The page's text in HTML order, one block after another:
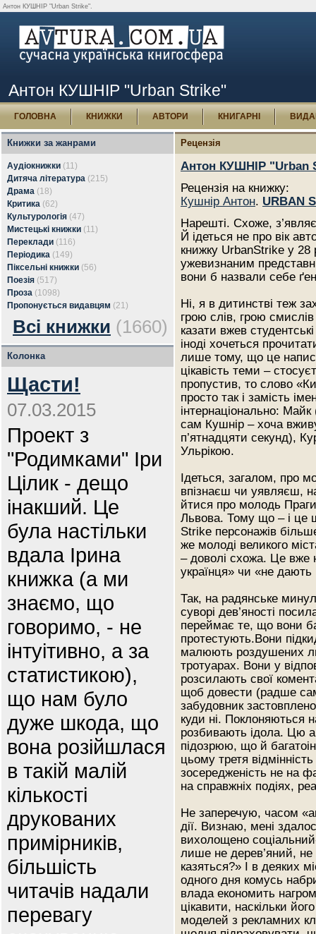
Антон КУШНІР "Urban Strike".
Антон КУШНІР "Urban Strike"
ГОЛОВНА КНИЖКИ АВТОРИ КНИГАРНІ
Книжки за жанрами
Аудіокнижки (11)
Дитяча література (215)
Драма (18)
Критика (62)
Культурологія (47)
Мистецькі книжки (11)
Переклади (116)
Періодика (149)
Піксельні книжки (56)
Поезія (517)
Проза (1098)
Пропонується видавцям (21)
Всі книжки (1660)
Колонка
Щасти!
07.03.2015
Проект з
"Родимками" Іри
Цілик - дещо
інакший. Це
була настільки
вдала Ірина
книжка (а ми
знаємо, що
говоримо, - не
інтуітивно, а за
статистикою),
що нам було
дуже шкода, що
вона розійшлася
в такій малій
кількості
друкованих
примірників,
більшість
читачів надали
перевагу
Рецензія
Антон КУШНІР "Urban
Рецензія на книжку:
Кушнір Антон. URBAN
Нарешті. Схоже,
Й ідеться не про вік
книжку UrbanStrike у 28
ужевизнаним
вони б назвали себе
Ні, я в дитинстві теж
грою слів, грою
казати вжев
іноді хочеться
лише тому, що це
цікавість теми –
пропустив, то слово
просто так і замість
інтернаціонально: Майк
сам Кушнір – хоча
п’ятнадцяти секунд),
Ульрікою.
Ідеться, загалом, про
впізнаєш чи уявляєш,
йтися про молодь
Львова. Тому що – і це
Strike персонажів
же молоді великого
– доволі схожа. Це вже
українця» чи «не дають
Так, на радянське
суворі дев’яності
переймає те, що вони
протестують.Вони
малюють роздушених
тротуарах. Вони у
розсилають свої
щоб довести (радше
забудовник
куди ні. Поклоняються
розбивають ідола. Цю
підозрюю, що й
цьому третя
зосередженість не на
на справжніх подіях,
Не заперечую, часом
дії. Визнаю, мені
вихолощено
лише не дерев’яний,
казяться?» І в деяких
одного дня комусь
влада економить
цікавити, наскільки
моделей з рекламних